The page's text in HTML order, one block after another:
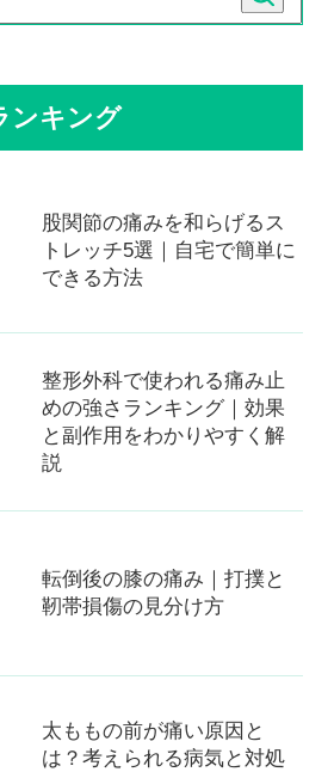
ンキング
股関節の痛みを和らげるス
トレッチ5選｜自宅で簡単に
できる方法
整形外科で使われる痛み止
めの強さランキング｜効果
と副作用をわかりやすく解
説
転倒後の膝の痛み｜打撲と
靭帯損傷の見分け方
太ももの前が痛い原因と
は？考えられる病気と対処